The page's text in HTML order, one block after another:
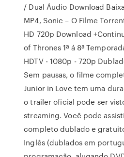
/ Dual Áudio Download
MP4, Sonic – O Filme
HD 720p Download
of Thrones 1ª á 8ª
HDTV - 1080p - 720p
Sem pausas, o filme
Junior in Love tem uma
o trailer oficial pode ser
streaming. Você pode
completo dublado e
Inglês (dublados em